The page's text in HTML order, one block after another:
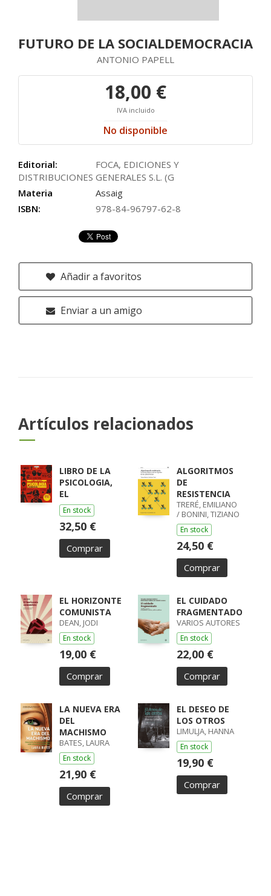
FUTURO DE LA SOCIALDEMOCRACIA
ANTONIO PAPELL
18,00 €
IVA incluido
No disponible
Editorial:
FOCA, EDICIONES Y
DISTRIBUCIONES GENERALES S.L. (G
Materia
Assaig
ISBN:
978-84-96797-62-8
Añadir a favoritos
Enviar a un amigo
Artículos relacionados
LIBRO DE LA
PSICOLOGIA,
EL
En stock
32,50 €
Comprar
ALGORITMOS
DE
RESISTENCIA
TRERÉ, EMILIANO
/ BONINI, TIZIANO
En stock
24,50 €
Comprar
EL HORIZONTE
COMUNISTA
DEAN, JODI
En stock
19,00 €
Comprar
EL CUIDADO
FRAGMENTADO
VARIOS AUTORES
En stock
22,00 €
Comprar
LA NUEVA ERA
DEL
MACHISMO
BATES, LAURA
En stock
21,90 €
Comprar
EL DESEO DE
LOS OTROS
LIMULJA, HANNA
En stock
19,90 €
Comprar